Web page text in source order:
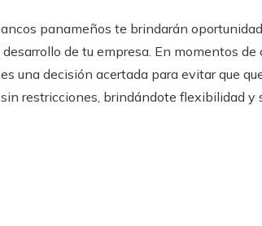
panameños te brindarán
de tu empresa. En momentos de
una decisión acertada para evitar que
restricciones, brindándote flexibilidad y